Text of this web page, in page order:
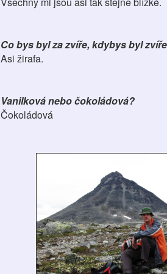
Co bys byl za zvíře, kdybys byl
Asi žirafa.
Vanilková nebo čokoládová?
Čokoládová